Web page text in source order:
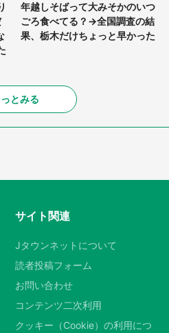
年越しそばって大みそかのいつ
ごろ食べてる？→全国調査の結
果、栃木だけちょっと早かった
とみる
サイト関連
Jタウンネットについて
読者投稿フォーム
お問い合わせ
コンテンツ二次利用
クッキー（Cookie）の利用につ